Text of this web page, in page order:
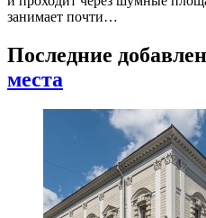
занимает почти…
Последние
места